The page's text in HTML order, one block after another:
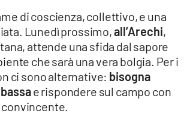
di coscienza, collettivo, e una
Lunedì prossimo,all’Arechi,
attende una sfida dal sapore
che sarà una vera bolgia. Per i
ci sono alternative: bisogna
e rispondere sul campo con